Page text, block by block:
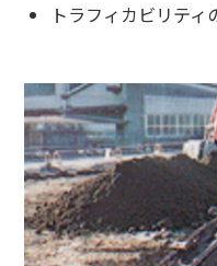
トラフィカビリティ